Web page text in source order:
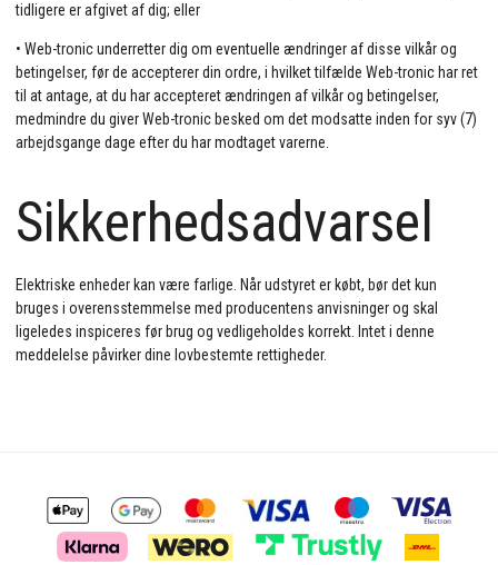
tidligere er afgivet af dig; eller
• Web-tronic underretter dig om eventuelle ændringer af disse vilkår og
betingelser, før de accepterer din ordre, i hvilket tilfælde Web-tronic har ret
til at antage, at du har accepteret ændringen af vilkår og betingelser,
medmindre du giver Web-tronic besked om det modsatte inden for syv (7)
arbejdsgange dage efter du har modtaget varerne.
Sikkerhedsadvarsel
Elektriske enheder kan være farlige. Når udstyret er købt, bør det kun
bruges i overensstemmelse med producentens anvisninger og skal
ligeledes inspiceres før brug og vedligeholdes korrekt. Intet i denne
meddelelse påvirker dine lovbestemte rettigheder.